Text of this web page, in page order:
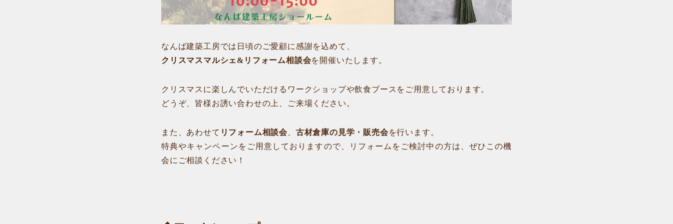
なんば建築工房では日頃のご愛顧に感謝を込めて、
クリスマスマルシェ&リフォーム相談会を開催いたします。
クリスマスに楽しんでいただけるワークショップや飲食ブースをご用意しております。
どうぞ、皆様お誘い合わせの上、ご来場ください。
また、あわせて リフォーム相談会 古材倉庫の見学・販売会を行います。
特典やキャンペーンをご用意しておりますので、リフォームをご検討中の方は、ぜひこの機
会にご相談ください！